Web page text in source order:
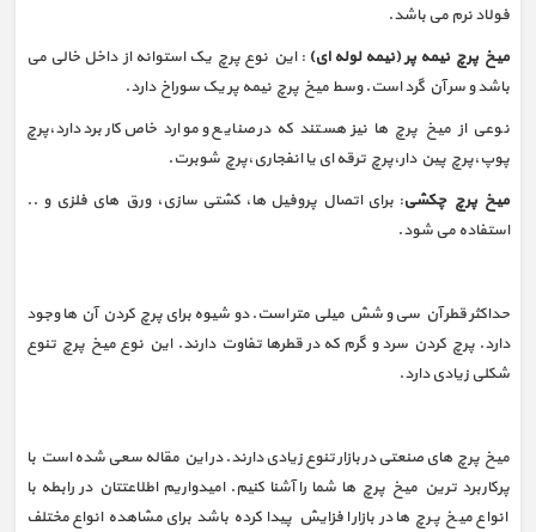
فولاد نرم می باشد.
میخ پرچ نیمه پر (نیمه لوله ای) : این نوع پرچ یک استوانه از داخل خالی می
باشد و سر آن گرد است. وسط میخ پرچ نیمه پر یک سوراخ دارد.
نوعی از میخ پرچ ها نیز هستند که در صنایع و موارد خاص کاربرد دارد،پرچ
پوپ،پرچ پین دار،پرچ ترقه ای یا انفجاری،پرچ شوبرت.
میخ پرچ چکشی: برای اتصال پروفیل ها، کشتی سازی، ورق های فلزی و ..
استفاده می شود.
حداکثر قطر آن سی و شش میلی متر است. دو شیوه برای پرچ کردن آن ها وجود
دارد. پرچ کردن سرد و گرم که در قطرها تفاوت دارند. این نوع میخ پرچ تنوع
شکلی زیادی دارد.
میخ پرچ های صنعتی در بازار تنوع زیادی دارند. در این مقاله سعی شده است با
پرکاربرد ترین میخ پرچ ها شما را آشنا کنیم. امیدواریم اطلاعتتان در رابطه با
انواع میخ پرچ ها در بازار افزایش پیدا کرده باشد برای مشاهده انواع مختلف